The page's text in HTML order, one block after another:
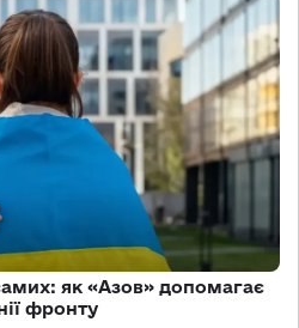
як «Азов» допомагає
фронту